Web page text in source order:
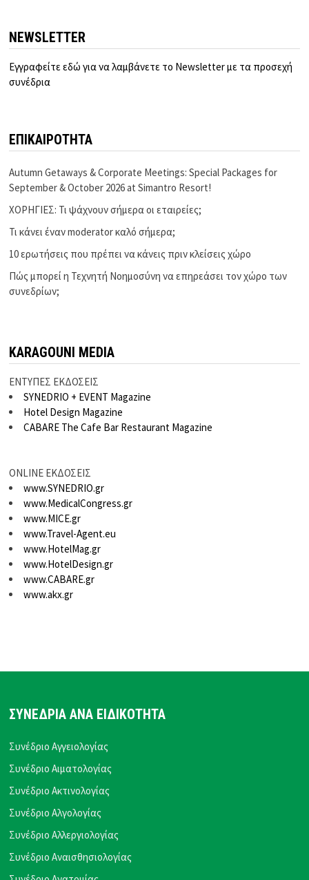
NEWSLETTER
Εγγραφείτε εδώ για να λαμβάνετε το Newsletter με τα προσεχή
συνέδρια
ΕΠΙΚΑΙΡΟΤΗΤΑ
Autumn Getaways & Corporate Meetings: Special Packages for
September & October 2026 at Simantro Resort!
ΧΟΡΗΓΙΕΣ: Τι ψάχνουν σήμερα οι εταιρείες;
Τι κάνει έναν moderator καλό σήμερα;
10 ερωτήσεις που πρέπει να κάνεις πριν κλείσεις χώρο
Πώς μπορεί η Τεχνητή Νοημοσύνη να επηρεάσει τον χώρο των
συνεδρίων;
KARAGOUNI MEDIA
ΕΝΤΥΠΕΣ ΕΚΔΟΣΕΙΣ
SYNEDRIO + EVENT Magazine
Hotel Design Magazine
CABARE The Cafe Bar Restaurant Magazine
ONLINE ΕΚΔΟΣΕΙΣ
www.SYNEDRIO.gr
www.MedicalCongress.gr
www.MICE.gr
www.Travel-Agent.eu
www.HotelMag.gr
www.HotelDesign.gr
www.CABARE.gr
www.akx.gr
ΣΥΝΕΔΡΙΑ ΑΝΑ ΕΙΔΙΚΟΤΗΤΑ
Συνέδριο Αγγειολογίας
Συνέδριο Αιματολογίας
Συνέδριο Ακτινολογίας
Συνέδριο Αλγολογίας
Συνέδριο Αλλεργιολογίας
Συνέδριο Αναισθησιολογίας